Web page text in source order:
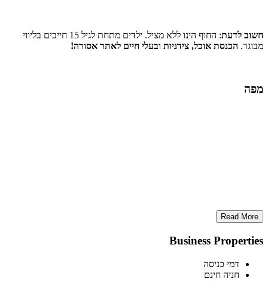
חשוב לדעת
: החוף הינו ללא מציל. ילדים מתחת לגיל 15 חייבים בליווי
מבוגר. הכנסת אוכל, צידניות ובעלי חיים לאתר אסורה!
מפה
Read More
Business Properties
דמי כניסה
חניה חינם